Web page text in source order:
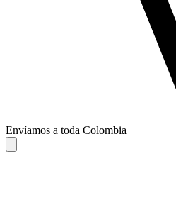
Envíamos a toda Colombia